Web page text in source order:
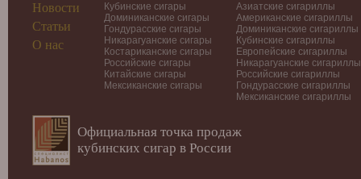
Новости
Статьи
О нас
Кубинские сигары
Доминиканские сигары
Гондурасские сигары
Никарагуанские сигары
Костариканские сигары
Российские сигары
Китайские сигары
Мексиканские сигары
Азиатские сигариллы
Американские сигариллы
Доминиканские сигариллы
Кубинские сигариллы
Европейские сигариллы
Никарагуанские сигариллы
Российские сигариллы
Гондурасские сигариллы
Мексиканские сигариллы
Официальная точка продаж
кубинских сигар в России